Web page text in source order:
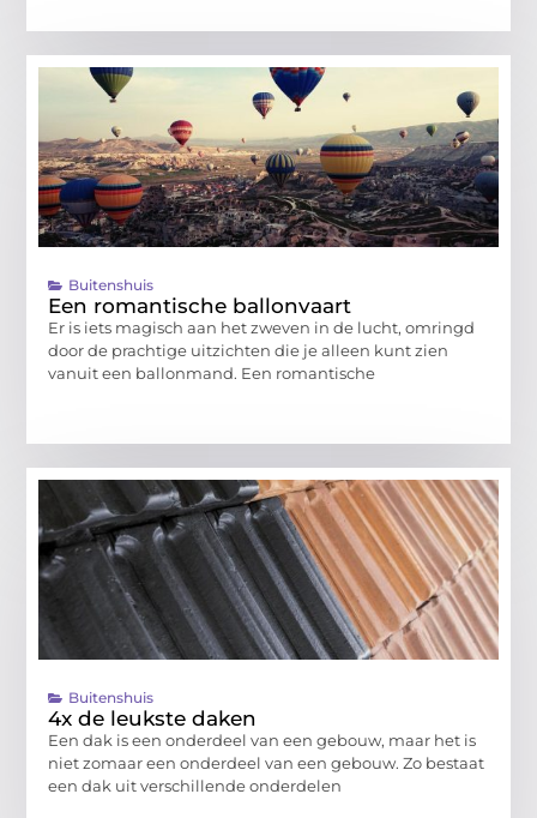
Buitenshuis
Een romantische ballonvaart
Er is iets magisch aan het zweven in de lucht, omringd
door de prachtige uitzichten die je alleen kunt zien
vanuit een ballonmand. Een romantische
Buitenshuis
4x de leukste daken
Een dak is een onderdeel van een gebouw, maar het is
niet zomaar een onderdeel van een gebouw. Zo bestaat
een dak uit verschillende onderdelen